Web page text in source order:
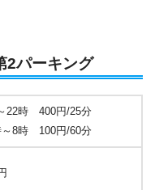
2パーキング
22時 400円/25分
～8時 100円/60分